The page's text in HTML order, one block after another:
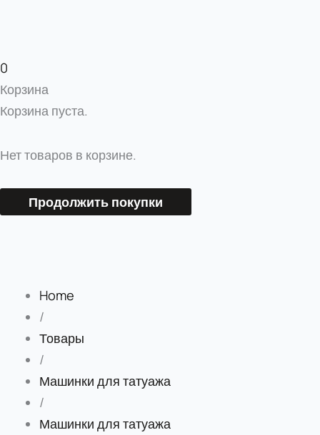
0
Корзина
Корзина пуста.
Нет товаров в корзине.
Продолжить покупки
Home
/
Товары
/
Машинки для татуажа
/
Машинки для татуажа